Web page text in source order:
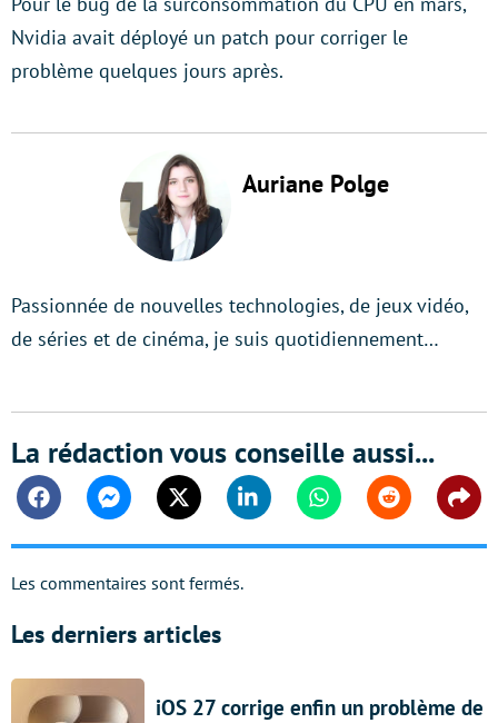
Nvidia avait déployé un patch pour corriger le
problème quelques jours après.
Auriane Polge
Passionnée de nouvelles technologies, de jeux vidéo,
de séries et de cinéma, je suis quotidiennement…
La rédaction vous conseille aussi...
FacebookMessengerTwitter Linkedin WhatsappReddit
Les commentaires sont fermés.
Les derniers articles
iOS 27 corrige enfin un problème de